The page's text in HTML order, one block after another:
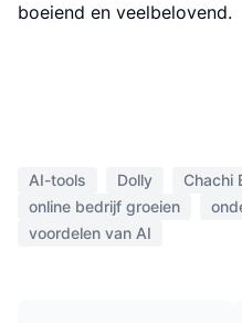
boeiend en veelbelovend.
AI-tools Dolly Chachi
online bedrijf groeien
voordelen van AI